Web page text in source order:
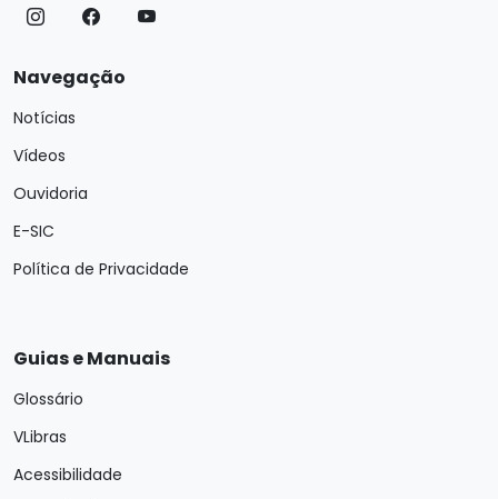
Navegação
Notícias
Vídeos
Ouvidoria
E-SIC
Política de Privacidade
Guias e Manuais
Glossário
VLibras
Acessibilidade